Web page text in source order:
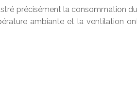
précisément la consommation
ambiante et la ventilation